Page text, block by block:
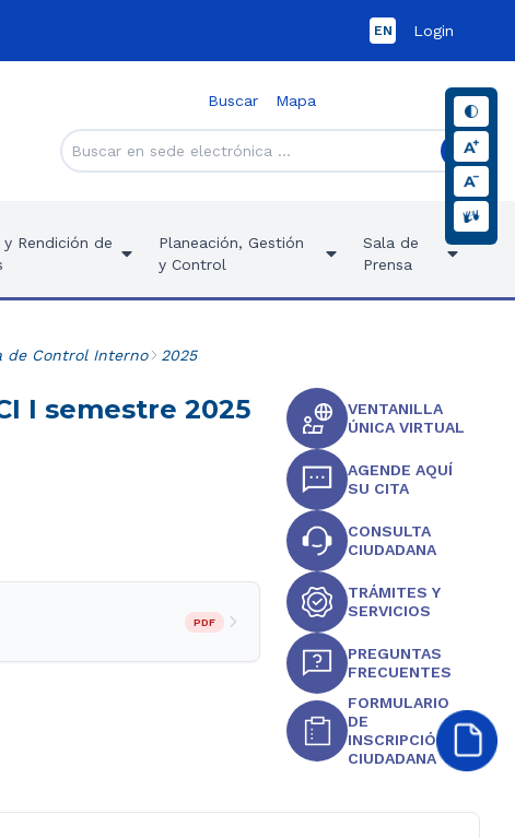
EN Login
Buscar Mapa
Rendición de
Planeación, Gestión
y Control
Sala de
Prensa
de Control Interno
2025
I semestre 2025
PDF
VENTANILLA
ÚNICA VIRTUAL
AGENDE AQUÍ
SU CITA
CONSULTA
CIUDADANA
TRÁMITES Y
SERVICIOS
PREGUNTAS
FRECUENTES
FORMULARIO
DE
INSCRIPCIÓN
CIUDADANA